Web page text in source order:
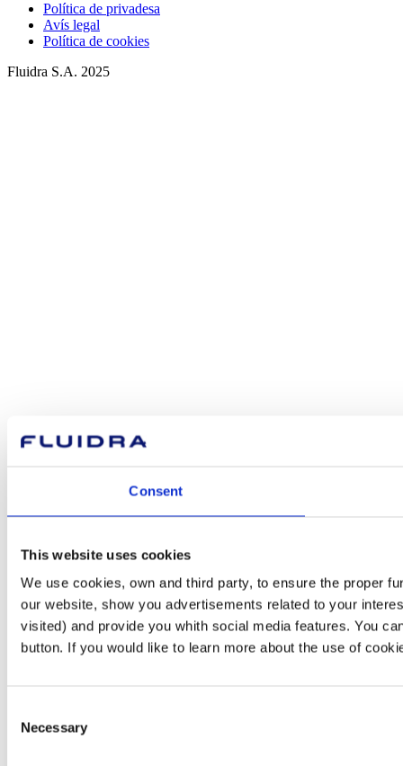
Consent
This website uses cookies
We use cookies, own and third party, to ensure the proper
our website, show you advertisements related to your
visited) and provide you whith social media features. You
button. If you would like to learn more about the use of
Selection
Necessary
Política de privadesa
Avís legal
Política de cookies
Fluidra S.A. 2025